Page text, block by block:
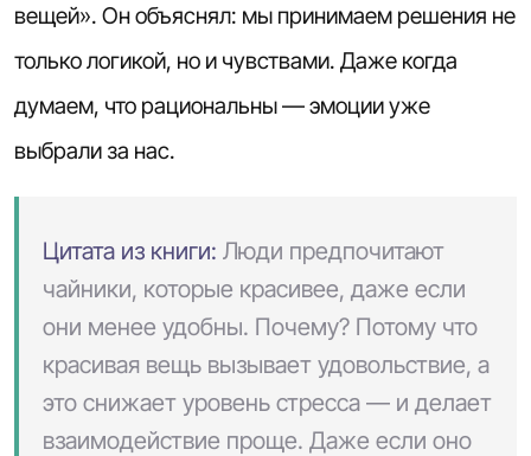
вещей». Он объяснял: мы принимаем решения не
только логикой, но и чувствами. Даже когда
думаем, что рациональны — эмоции уже
выбрали за нас.
Цитата из книги: Люди предпочитают
чайники, которые красивее, даже если
они менее удобны. Почему? Потому что
красивая вещь вызывает удовольствие, а
это снижает уровень стресса — и делает
взаимодействие проще. Даже если оно